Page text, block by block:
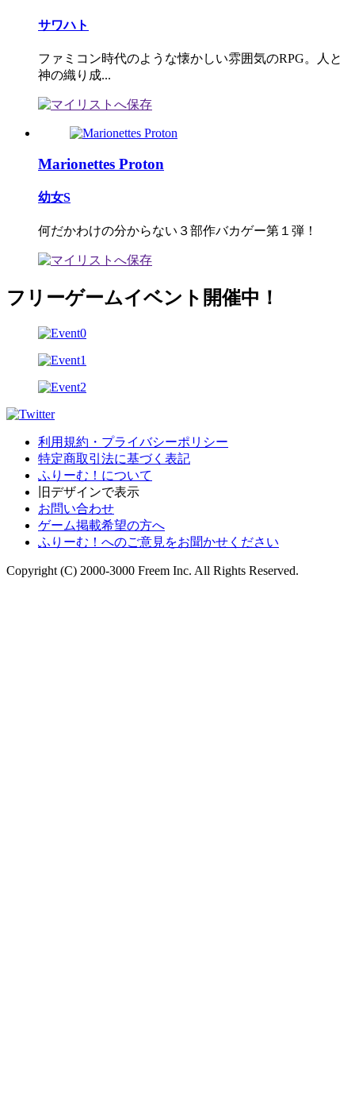
サワハト
ファミコン時代のような懐かしい雰囲気のRPG。人と
神の織り成...
Marionettes Proton
幼女S
何だかわけの分からない３部作バカゲー第１弾！
フリーゲームイベント開催中！
利用規約・プライバシーポリシー
特定商取引法に基づく表記
ふりーむ！について
旧デザインで表示
お問い合わせ
ゲーム掲載希望の方へ
ふりーむ！へのご意見をお聞かせください
Copyright (C) 2000-3000 Freem Inc. All Rights Reserved.